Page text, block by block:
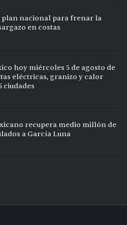
plan nacional para frenar la
en costas
hoy miércoles 5 de agosto de
eléctricas, granizo y calor
ciudades
recupera medio millón de
a García Luna